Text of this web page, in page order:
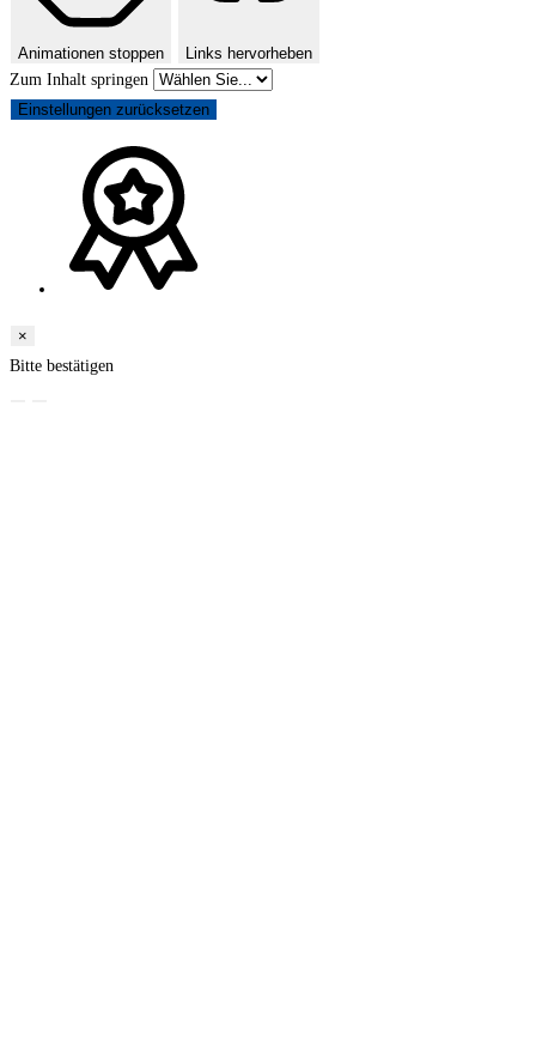
Animationen stoppen
Links hervorheben
Zum Inhalt springen
Einstellungen zurücksetzen
×
Bitte bestätigen